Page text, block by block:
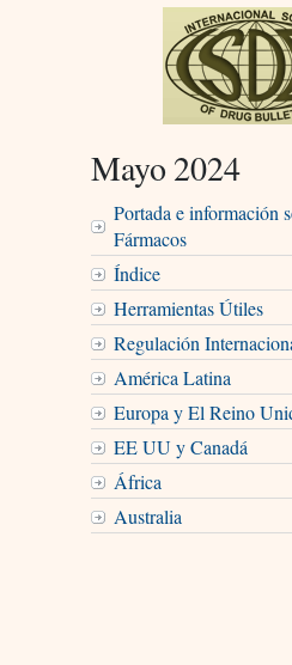
Mayo 2024
Portada e información
Fármacos
Índice
Herramientas Útiles
Regulación
América Latina
Europa y El Reino
EE UU y Canadá
África
Australia